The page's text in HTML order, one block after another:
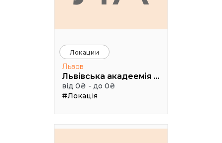
Локации
Львов
Львівська акадеемія бізнесу
від 0₴ - до 0₴
#Локація